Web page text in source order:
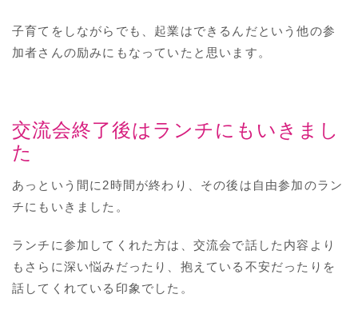
子育てをしながらでも、起業はできるんだという他の参
加者さんの励みにもなっていたと思います。
交流会終了後はランチにもいきまし
た
あっという間に2時間が終わり、その後は自由参加のラン
チにもいきました。
ランチに参加してくれた方は、交流会で話した内容より
もさらに深い悩みだったり、抱えている不安だったりを
話してくれている印象でした。